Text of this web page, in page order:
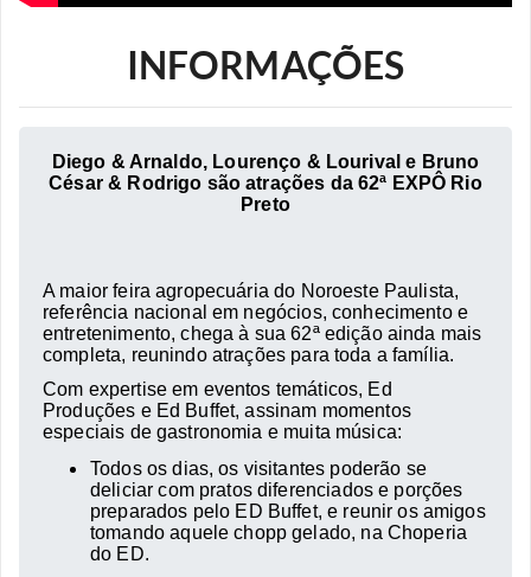
INFORMAÇÕES
Diego & Arnaldo, Lourenço & Lourival e Bruno
César & Rodrigo são atrações da 62ª EXPÔ Rio
Preto
A maior feira agropecuária do Noroeste Paulista,
referência nacional em negócios, conhecimento e
entretenimento, chega à sua 62ª edição ainda mais
completa, reunindo atrações para toda a família.
Com expertise em eventos temáticos, Ed
Produções e Ed Buffet, assinam momentos
especiais de gastronomia e muita música:
Todos os dias, os visitantes poderão se
deliciar com pratos diferenciados e porções
preparados pelo ED Buffet, e reunir os amigos
tomando aquele chopp gelado, na Choperia
do ED.